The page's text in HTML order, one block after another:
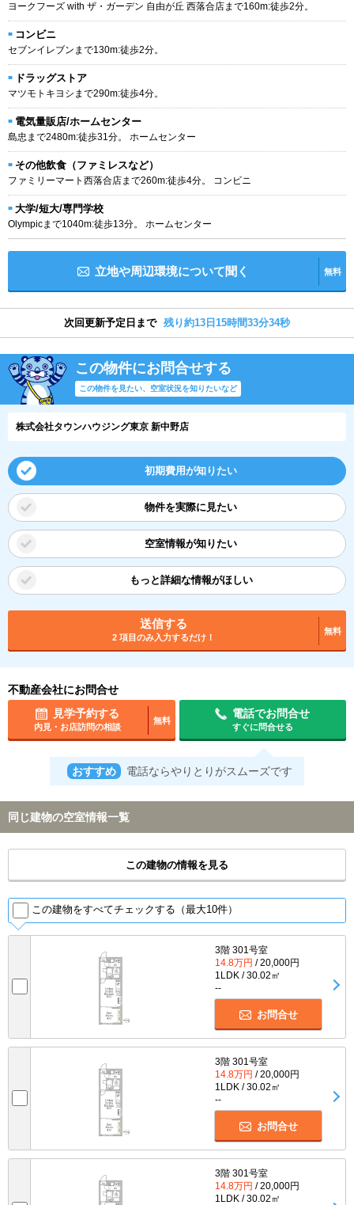
ヨークフーズ with ザ・ガーデン 自由が丘 西落合店まで160m:徒歩2分。
コンビニ
セブンイレブンまで130m:徒歩2分。
ドラッグストア
マツモトキヨシまで290m:徒歩4分。
電気量販店/ホームセンター
島忠まで2480m:徒歩31分。 ホームセンター
その他飲食（ファミレスなど）
ファミリーマート西落合店まで260m:徒歩4分。 コンビニ
大学/短大/専門学校
Olympicまで1040m:徒歩13分。 ホームセンター
立地や周辺環境について聞く 無料
次回更新予定日まで 残り約13日15時間33分34秒
この物件にお問合せする
この物件を見たい、空室状況を知りたいなど
株式会社タウンハウジング東京 新中野店
初期費用が知りたい
物件を実際に見たい
空室情報が知りたい
もっと詳細な情報がほしい
送信する
2 項目のみ入力するだけ！
無料
不動産会社にお問合せ
見学予約する
内見・お店訪問の相談
無料
電話でお問合せ
すぐに問合せる
おすすめ 電話ならやりとりがスムーズです
同じ建物の空室情報一覧
この建物の情報を見る
この建物をすべてチェックする（最大10件）
3階 301号室
14.8万円 / 20,000円
1LDK / 30.02㎡
--
お問合せ
3階 301号室
14.8万円 / 20,000円
1LDK / 30.02㎡
--
お問合せ
3階 301号室
14.8万円 / 20,000円
1LDK / 30.02㎡